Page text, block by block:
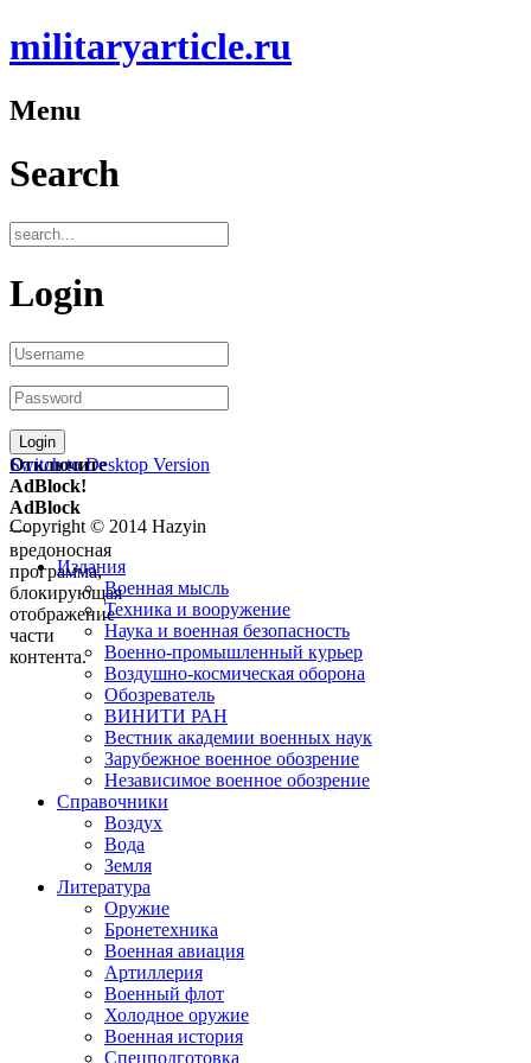
militaryarticle.ru
Menu
Search
Login
Отключите
AdBlock!
AdBlock
—
вредоносная
программа,
блокирующая
отображение
части
контента.
Switch to Desktop Version
Copyright © 2014 Hazyin
Издания
Военная мысль
Техника и вооружение
Наука и военная безопасность
Военно-промышленный курьер
Воздушно-космическая оборона
Обозреватель
ВИНИТИ РАН
Вестник академии военных наук
Зарубежное военное обозрение
Независимое военное обозрение
Справочники
Воздух
Вода
Земля
Литература
Оружие
Бронетехника
Военная авиация
Артиллерия
Военный флот
Холодное оружие
Военная история
Спецподготовка